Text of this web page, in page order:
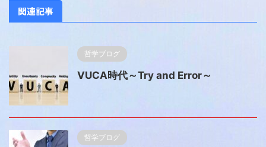
関連記事
哲学ブログ
VUCA時代～Try and Error～
哲学ブログ